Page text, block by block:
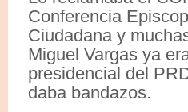
Conferencia
Ciudadana y
Miguel Vargas ya
presidencial del
daba bandazos.